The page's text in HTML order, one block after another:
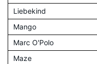
Liebekind
Mango
Marc O'Polo
Maze